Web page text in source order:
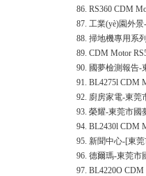
86. RS360 CDM
87. 工業(yè)園外
88. 掃地機專用系
89. CDM Motor
90. 國夢檢測報告-
91. BL4275l CDM
92. 廚房家電-東莞
93. 榮耀-東莞市國
94. BL2430l CDM
95. 新聞中心-[東
96. 德爾瑪-東莞市
97. BL4220O